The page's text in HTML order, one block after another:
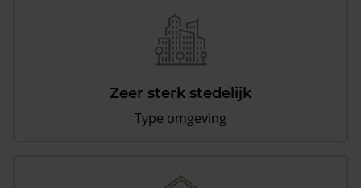
Zeer sterk stedelijk
Type omgeving